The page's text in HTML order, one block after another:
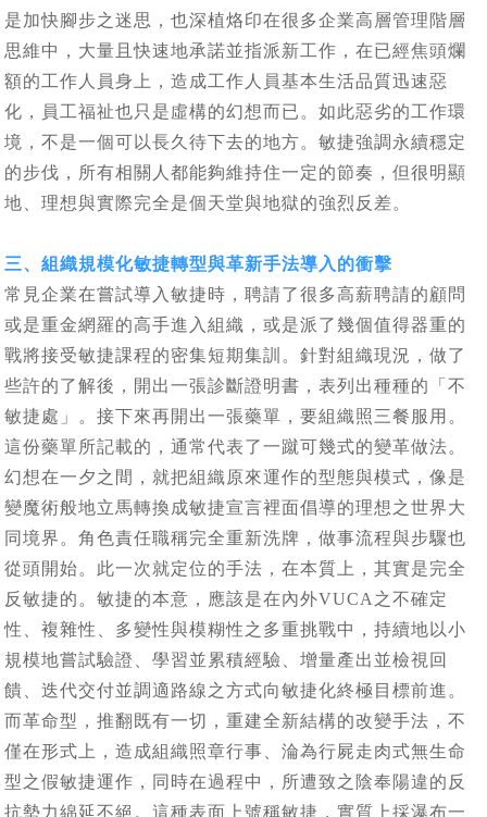
是加快腳步之迷思，也深植烙印在很多企業高層管理階層
思維中，大量且快速地承諾並指派新工作，在已經焦頭爛
額的工作人員身上，造成工作人員基本生活品質迅速惡
化，員工福祉也只是虛構的幻想而已。如此惡劣的工作環
境，不是一個可以長久待下去的地方。敏捷強調永續穩定
的步伐，所有相關人都能夠維持住一定的節奏，但很明顯
地、理想與實際完全是個天堂與地獄的強烈反差。
三、組織規模化敏捷轉型與革新手法導入的衝擊
常見企業在嘗試導入敏捷時，聘請了很多高薪聘請的顧問
或是重金網羅的高手進入組織，或是派了幾個值得器重的
戰將接受敏捷課程的密集短期集訓。針對組織現況，做了
些許的了解後，開出一張診斷證明書，表列出種種的「不
敏捷處」。接下來再開出一張藥單，要組織照三餐服用。
這份藥單所記載的，通常代表了一蹴可幾式的變革做法。
幻想在一夕之間，就把組織原來運作的型態與模式，像是
變魔術般地立馬轉換成敏捷宣言裡面倡導的理想之世界大
同境界。角色責任職稱完全重新洗牌，做事流程與步驟也
從頭開始。此一次就定位的手法，在本質上，其實是完全
反敏捷的。敏捷的本意，應該是在內外VUCA之不確定
性、複雜性、多變性與模糊性之多重挑戰中，持續地以小
規模地嘗試驗證、學習並累積經驗、增量產出並檢視回
饋、迭代交付並調適路線之方式向敏捷化終極目標前進。
而革命型，推翻既有一切，重建全新結構的改變手法，不
僅在形式上，造成組織照章行事、淪為行屍走肉式無生命
型之假敏捷運作，同時在過程中，所遭致之陰奉陽違的反
抗勢力綿延不絕。這種表面上號稱敏捷，實質上採瀑布一